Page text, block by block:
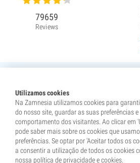
Utilizamos cookies
Na Zamnesia utilizamos cookies para
do nosso site, guardar as suas preferências
comportamento dos visitantes. Ao clicar em
pode saber mais sobre os cookies que
preferências. Se optar por 'Aceitar todos os
a consentir a utilização de todos os cookies
nossa política de privacidade e cookies.
79659
Reviews